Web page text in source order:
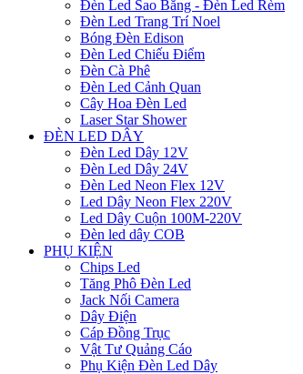
Đèn Led Sao Băng - Đèn Led Rèm
Đèn Led Trang Trí Noel
Bóng Đèn Edison
Đèn Led Chiếu Điểm
Đèn Cà Phê
Đèn Led Cảnh Quan
Cây Hoa Đèn Led
Laser Star Shower
ĐÈN LED DÂY
Đèn Led Dây 12V
Đèn Led Dây 24V
Đèn Led Neon Flex 12V
Led Dây Neon Flex 220V
Led Dây Cuộn 100M-220V
Đèn led dây COB
PHỤ KIỆN
Chips Led
Tăng Phô Đèn Led
Jack Nối Camera
Dây Điện
Cáp Đồng Trục
Vật Tư Quảng Cáo
Phụ Kiện Đèn Led Dây